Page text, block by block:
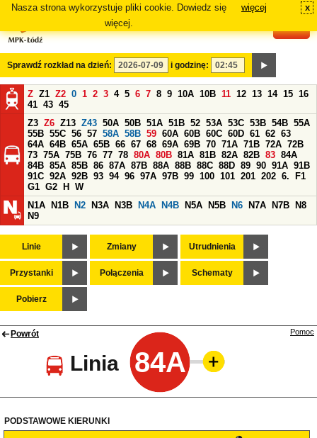
Nasza strona wykorzystuje pliki cookie. Dowiedz się
więcej.
więcej x
Sprawdź rozkład na dzień: i godzinę:
Z Z1 Z2 0 1 2 3 4 5 6 7 8 9 10A 10B 11 12 13 14 15 16
41 43 45
Z3 Z6 Z13 Z43 50A 50B 51A 51B 52 53A 53C 53B 54B 55A
55B 55C 56 57 58A 58B 59 60A 60B 60C 60D 61 62 63
64A 64B 65A 65B 66 67 68 69A 69B 70 71A 71B 72A 72B
73 75A 75B 76 77 78 80A 80B 81A 81B 82A 82B 83 84A
84B 85A 85B 86 87A 87B 88A 88B 88C 88D 89 90 91A 91B
91C 92A 92B 93 94 96 97A 97B 99 100 101 201 202 6.
F1
G1 G2 H
W
N1A
N1B N2 N3A N3B N4A N4B N5A N5B N6 N7A N7B
N8
N9
Linie Zmiany Utrudnienia
Przystanki Połączenia Schematy
Pobierz
Powrót
Linia 84A
Pomoc
PODSTAWOWE KIERUNKI